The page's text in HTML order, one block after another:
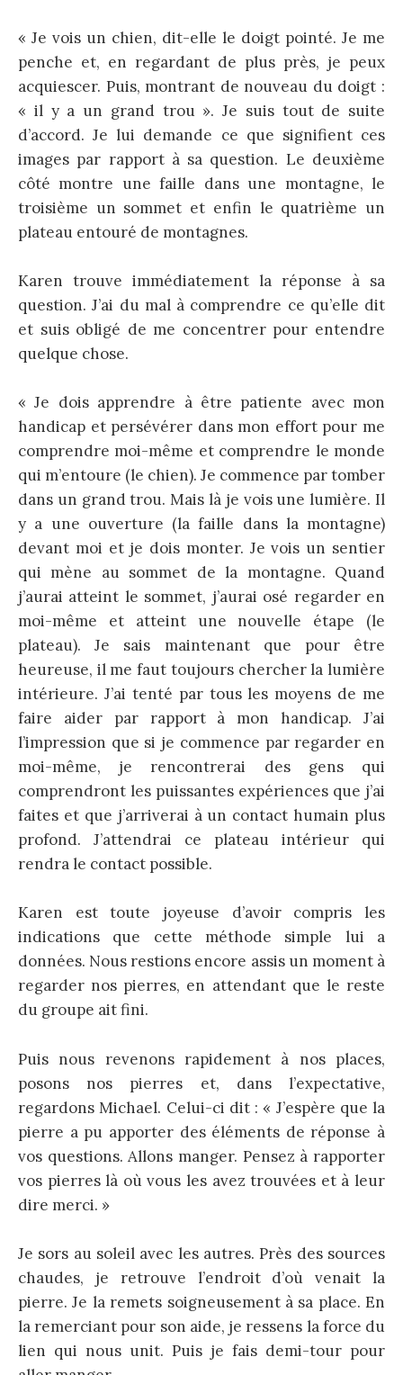
« Je vois un chien, dit-elle le doigt pointé. Je me
penche et, en regardant de plus près, je peux
acquiescer. Puis, montrant de nouveau du doigt :
« il y a un grand trou ». Je suis tout de suite
d’accord. Je lui demande ce que signifient ces
images par rapport à sa question. Le deuxième
côté montre une faille dans une montagne, le
troisième un sommet et enfin le quatrième un
plateau entouré de montagnes.
Karen trouve immédiatement la réponse à sa
question. J’ai du mal à comprendre ce qu’elle dit
et suis obligé de me concentrer pour entendre
quelque chose.
« Je dois apprendre à être patiente avec mon
handicap et persévérer dans mon effort pour me
comprendre moi-même et comprendre le monde
qui m’entoure (le chien). Je commence par tomber
dans un grand trou. Mais là je vois une lumière. Il
y a une ouverture (la faille dans la montagne)
devant moi et je dois monter. Je vois un sentier
qui mène au sommet de la montagne. Quand
j’aurai atteint le sommet, j’aurai osé regarder en
moi-même et atteint une nouvelle étape (le
plateau). Je sais maintenant que pour être
heureuse, il me faut toujours chercher la lumière
intérieure. J’ai tenté par tous les moyens de me
faire aider par rapport à mon handicap. J’ai
l’impression que si je commence par regarder en
moi-même, je rencontrerai des gens qui
comprendront les puissantes expériences que j’ai
faites et que j’arriverai à un contact humain plus
profond. J’attendrai ce plateau intérieur qui
rendra le contact possible.
Karen est toute joyeuse d’avoir compris les
indications que cette méthode simple lui a
données. Nous restions encore assis un moment à
regarder nos pierres, en attendant que le reste
du groupe ait fini.
Puis nous revenons rapidement à nos places,
posons nos pierres et, dans l’expectative,
regardons Michael. Celui-ci dit : « J’espère que la
pierre a pu apporter des éléments de réponse à
vos questions. Allons manger. Pensez à rapporter
vos pierres là où vous les avez trouvées et à leur
dire merci. »
Je sors au soleil avec les autres. Près des sources
chaudes, je retrouve l’endroit d’où venait la
pierre. Je la remets soigneusement à sa place. En
la remerciant pour son aide, je ressens la force du
lien qui nous unit. Puis je fais demi-tour pour